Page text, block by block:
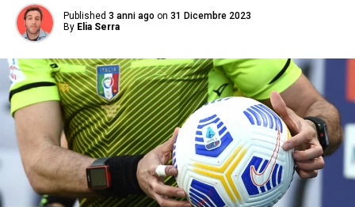
Published 3 anni ago on 31 Dicembre 2023
By Elia Serra